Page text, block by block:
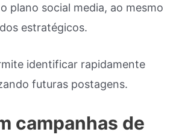
plano social media, ao mesmo
estratégicos.
identificar rapidamente
futuras postagens.
campanhas de